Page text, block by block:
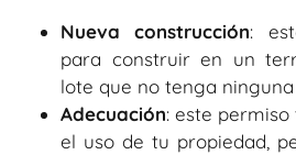
Nueva construcción:
para construir en un
lote que no tenga
Adecuación: este
el uso de tu propiedad,